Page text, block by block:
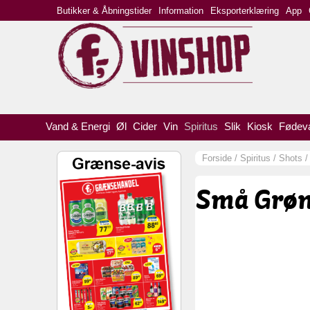
Vand & Energi Øl Cider Vin Spiritus Slik Kiosk
Forside / Spiritus / Shots /
Små
Butikker & Åbningstider Information Eksporterklæring App